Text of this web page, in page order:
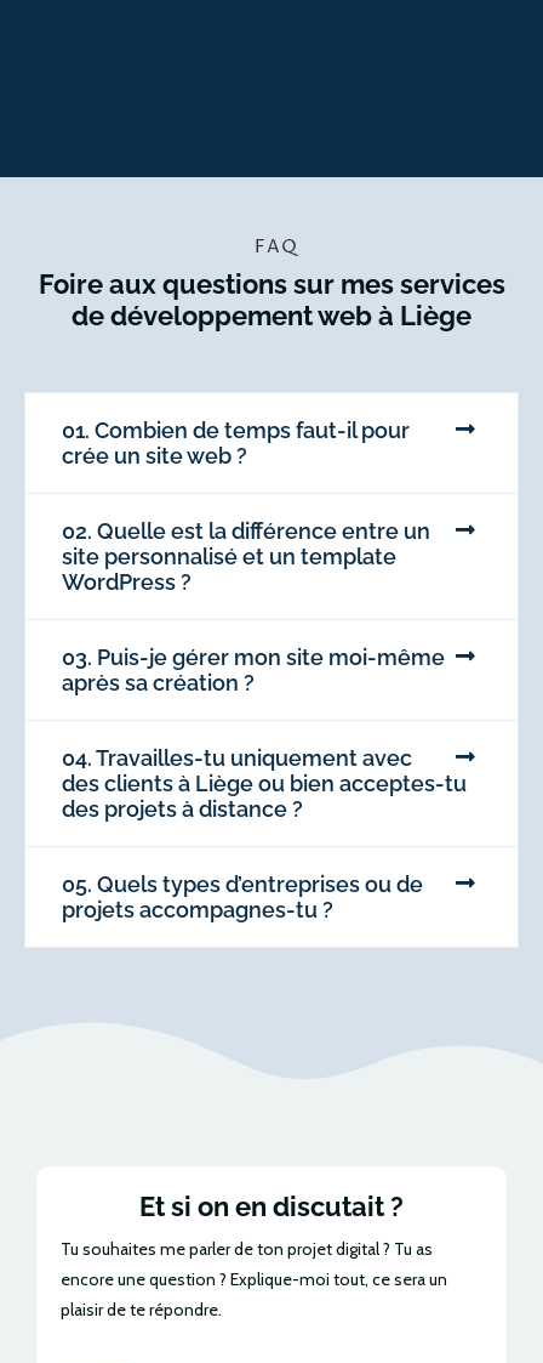
FAQ
Foire aux questions sur mes services
de développement web à Liège
01. Combien de temps faut-il pour
crée un site web ?
02. Quelle est la différence entre un
site personnalisé et un template
WordPress ?
03. Puis-je gérer mon site moi-même
après sa création ?
04. Travailles-tu uniquement avec
des clients à Liège ou bien acceptes-tu
des projets à distance ?
05. Quels types d’entreprises ou de
projets accompagnes-tu ?
Et si on en discutait ?
Tu souhaites me parler de ton projet digital ? Tu as
encore une question ? Explique-moi tout, ce sera un
plaisir de te répondre.